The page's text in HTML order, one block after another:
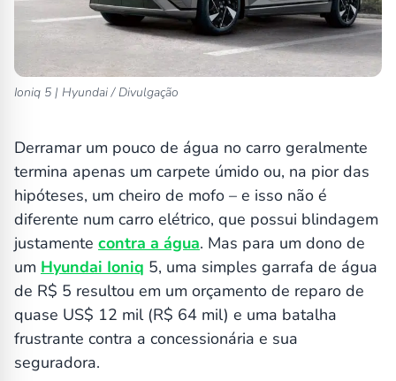
Ioniq 5 | Hyundai / Divulgação
Derramar um pouco de água no carro geralmente
termina apenas um carpete úmido ou, na pior das
hipóteses, um cheiro de mofo – e isso não é
diferente num carro elétrico, que possui blindagem
justamente contra a água. Mas para um dono de
um Hyundai Ioniq 5, uma simples garrafa de água
de R$ 5 resultou em um orçamento de reparo de
quase US$ 12 mil (R$ 64 mil) e uma batalha
frustrante contra a concessionária e sua
seguradora.